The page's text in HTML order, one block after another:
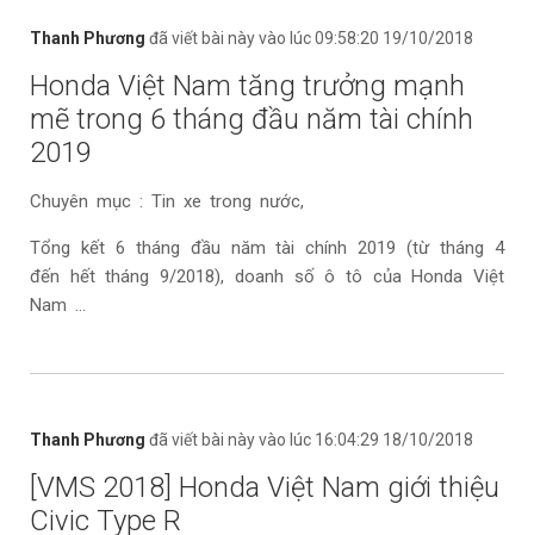
Thanh Phương đã viết bài này vào lúc 09:58:20 19/10/2018
Honda Việt Nam tăng trưởng mạnh
mẽ trong 6 tháng đầu năm tài chính
2019
Chuyên mục : Tin xe trong nước,
Tổng kết 6 tháng đầu năm tài chính 2019 (từ tháng 4
đến hết tháng 9/2018), doanh số ô tô của Honda Việt
Nam ...
Thanh Phương đã viết bài này vào lúc 16:04:29 18/10/2018
[VMS 2018] Honda Việt Nam giới thiệu
Civic Type R